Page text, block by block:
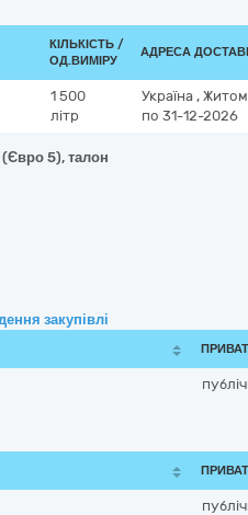
КІЛЬКІСТЬ /
ОД.ВИМІРУ
АДРЕСА
1 500
літр
Україна ,
по 31-12-2026
5), талон
закупівлі